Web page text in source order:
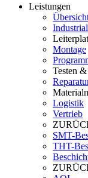
Leistungen
Montage
Testen
Logistik
Vertrieb
SMT-
THT-